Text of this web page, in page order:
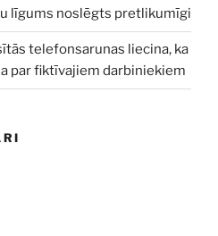
līgums noslēgts pretlikumīgi
telefonsarunas liecina, ka
par fiktīvajiem darbiniekiem